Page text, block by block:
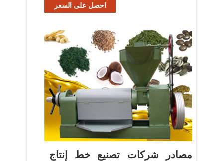
احصل على السعر
مصادر شركات تصنيع خط إنتاج